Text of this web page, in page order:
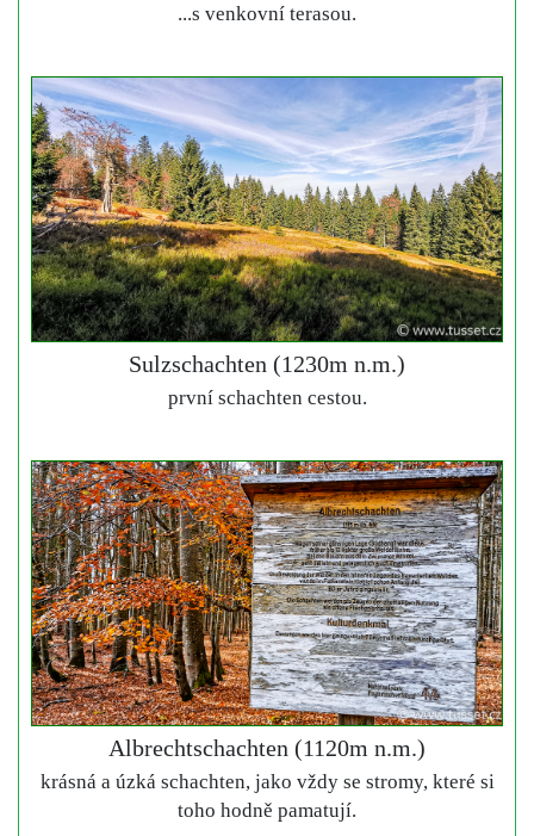
...s venkovní terasou.
Sulzschachten (1230m n.m.)
první schachten cestou.
Albrechtschachten (1120m n.m.)
krásná a úzká schachten, jako vždy se stromy, které si
toho hodně pamatují.